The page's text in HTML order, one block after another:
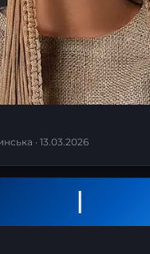
· 13.03.2026
І